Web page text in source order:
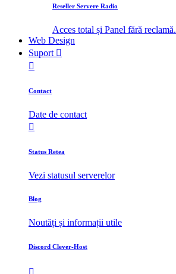
Reseller Servere Radio
Acces total și Panel fără reclamă.
Web Design
Suport
Contact
Date de contact
Status Retea
Vezi statusul serverelor
Blog
Noutăți și informații utile
Discord Clever-Host